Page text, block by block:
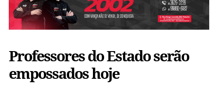
Professores do Estado serão
empossados hoje